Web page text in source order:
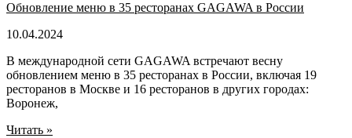
Обновление меню в 35 ресторанах GAGAWA в России
10.04.2024
В международной сети GAGAWA встречают весну
обновлением меню в 35 ресторанах в России, включая 19
ресторанов в Москве и 16 ресторанов в других городах:
Воронеж,
Читать »